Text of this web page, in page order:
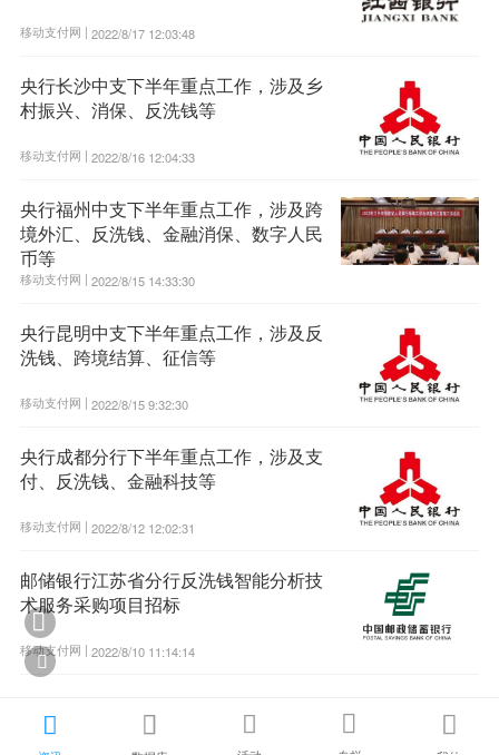
移动支付网 | 2022/8/17 12:03:48
央行长沙中支下半年重点工作，涉及乡
村振兴、消保、反洗钱等
移动支付网 | 2022/8/16 12:04:33
央行福州中支下半年重点工作，涉及跨
境外汇、反洗钱、金融消保、数字人民
币等
移动支付网 | 2022/8/15 14:33:30
央行昆明中支下半年重点工作，涉及反
洗钱、跨境结算、征信等
移动支付网 | 2022/8/15 9:32:30
央行成都分行下半年重点工作，涉及支
付、反洗钱、金融科技等
移动支付网 | 2022/8/12 12:02:31
邮储银行江苏省分行反洗钱智能分析技
术服务采购项目招标
移动支付网 | 2022/8/10 11:14:14
    

